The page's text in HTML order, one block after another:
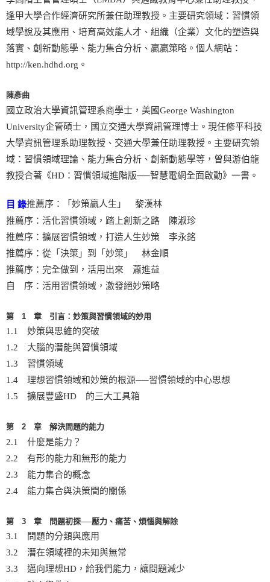
逢甲大學合作經濟研究所兼任助理教授。主要研究領域：習慣領
域學說及其應用、培育高效能人才、組織（企業）文化的塑造與
落實、創新動態學、能力集合分析、贏贏策略。個人網站：
http://ken.hdhd.org。
陳彥曲
國立政治大學資訊管理系商學士，美國George Washington
University企管碩士，國立交通大學資訊管理博士。現任修平科技
大學資訊管理系助理教授、交通大學兼任助理教授。主要研究領
域：習慣領域理論、能力集合分析、創新動態學等，曾與游伯龍
教授合著《HD：習慣領域進階版──智慧電網全面啟動》一書。
目 錄推薦序：「妙策贏人生」 黎漢林
推薦序：活化習慣領域，踏上創新之路 陳淑珍
推薦序：擴展習慣領域，打造人生妙策 李永銘
推薦序：從「決策」到「妙策」 林金順
推薦序：完全做到，活用出來 蕭進益
自 序：活用習慣領域，激發絕妙策略
第 1 章 引言：妙策與習慣領域的妙用
1.1 妙策與思維的突破
1.2 大腦的潛能與習慣領域
1.3 習慣領域
1.4 理想習慣領域和妙策的根源──習慣領域的中心思想
1.5 擴展豐盛HD 的三大工具箱
第 2 章 解決問題的能力
2.1 什麼是能力？
2.2 有形的能力和無形的能力
2.3 能力集合的概念
2.4 能力集合與決策間的關係
第 3 章 問題初探──壓力、痛苦、煩惱與解除
3.1 問題的分類與應用
3.2 潛在領域裡的未知與無常
3.3 邁向理想HD，給我們能力，讓問題減少